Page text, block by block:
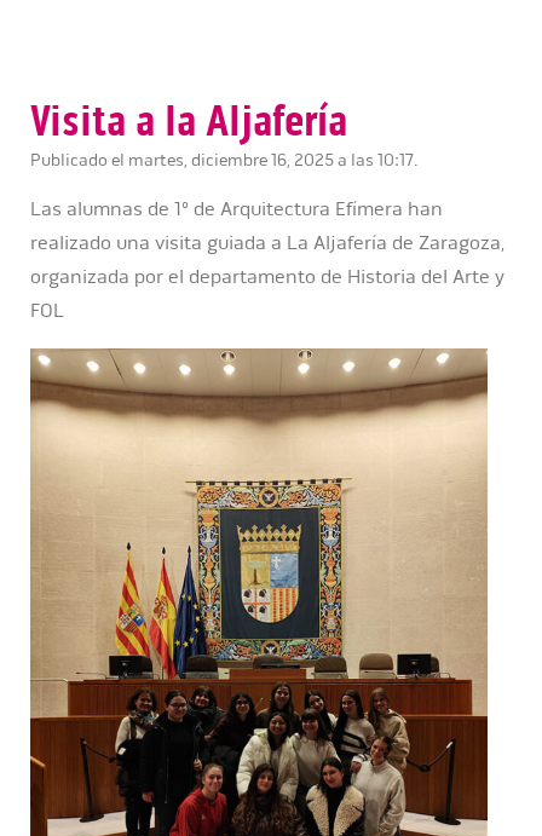
Visita a la Aljafería
Publicado el martes, diciembre 16, 2025 a las 10:17.
Las alumnas de 1º de Arquitectura Efímera han
realizado una visita guiada a La Aljafería de Zaragoza,
organizada por el departamento de Historia del Arte y
FOL